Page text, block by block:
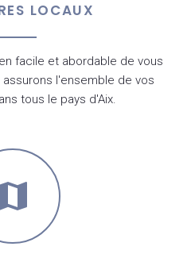
LOCAUX
facile et abordable de vous
l'ensemble de vos
tous le pays d'Aix.